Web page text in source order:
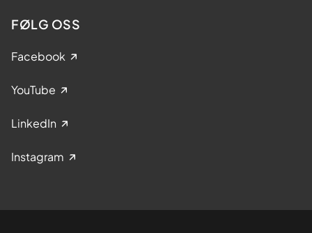
FØLG OSS
Facebook
YouTube
LinkedIn
Instagram